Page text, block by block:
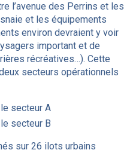
l’avenue des Perrins et les
et les équipements
environ devraient y voir
important et de
récréatives…). Cette
secteurs opérationnels
secteur A
secteur B
sur 26 ilots urbains